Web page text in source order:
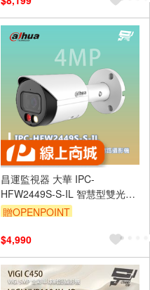
昌運監視器 大華 IPC-
HFW2449S-S-IL 智慧型雙光定
焦子彈型 WizSense 網路攝影機
贈OPENPOINT
$4,990